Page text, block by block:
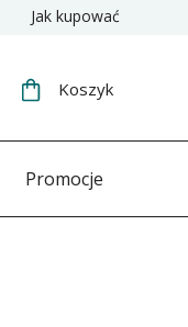
Jak kupować
Koszyk
Promocje